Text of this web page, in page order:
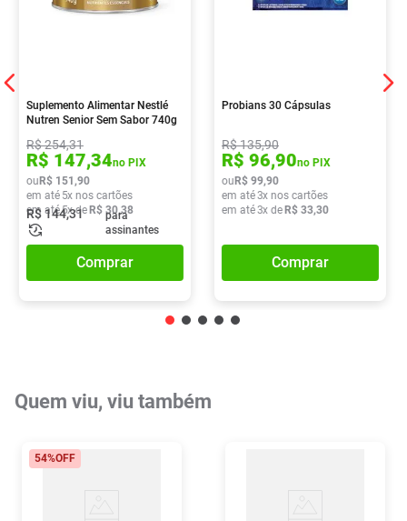
Suplemento Alimentar Nestlé
Nutren Senior Sem Sabor 740g
R$254,31
R$ 147,34no PIX
ou R$ 151 ,90
em até 5x nos cartões
em até5x de R$ 30,38
R$144,31
para
assinantes
Comprar
Probians 30 Cápsulas
R$135,90
R$ 96,90no PIX
ou R$ 99,90
em até3x nos cartões
em até3x de R$ 33,30
Comprar
Quem viu, viu também
54%OFF